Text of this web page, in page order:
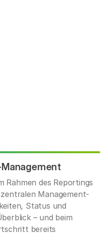
Rahmen des Reportings
Management-
Status und
– und beim
bereits